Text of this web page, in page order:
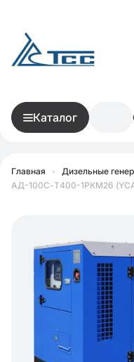
Каталог
Главная • Дизельные
АД-100С-Т400-1РКМ26